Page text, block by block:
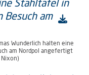
Wunderlich halten eine
am Nordpol angefertigt